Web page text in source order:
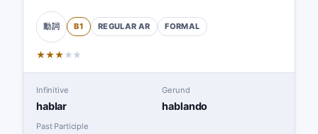
動詞 B1 REGULAR AR FORMAL
★★★ ★ ★
Infinitive
hablar
Gerund
hablando
Past Participle